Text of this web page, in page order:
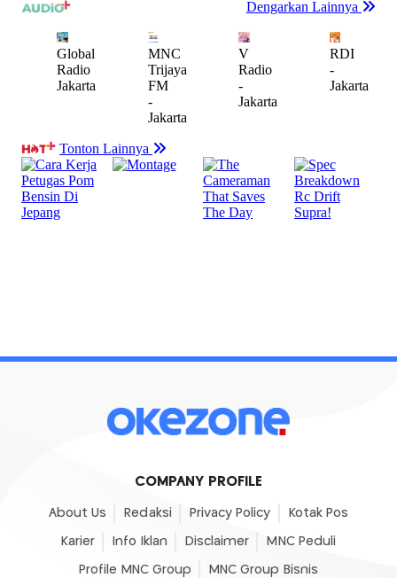
COMPANY PROFILE
About Us Redaksi Privacy Policy Kotak Pos
Karier Info Iklan Disclaimer MNC Peduli
Profile MNC Group MNC Group Bisnis